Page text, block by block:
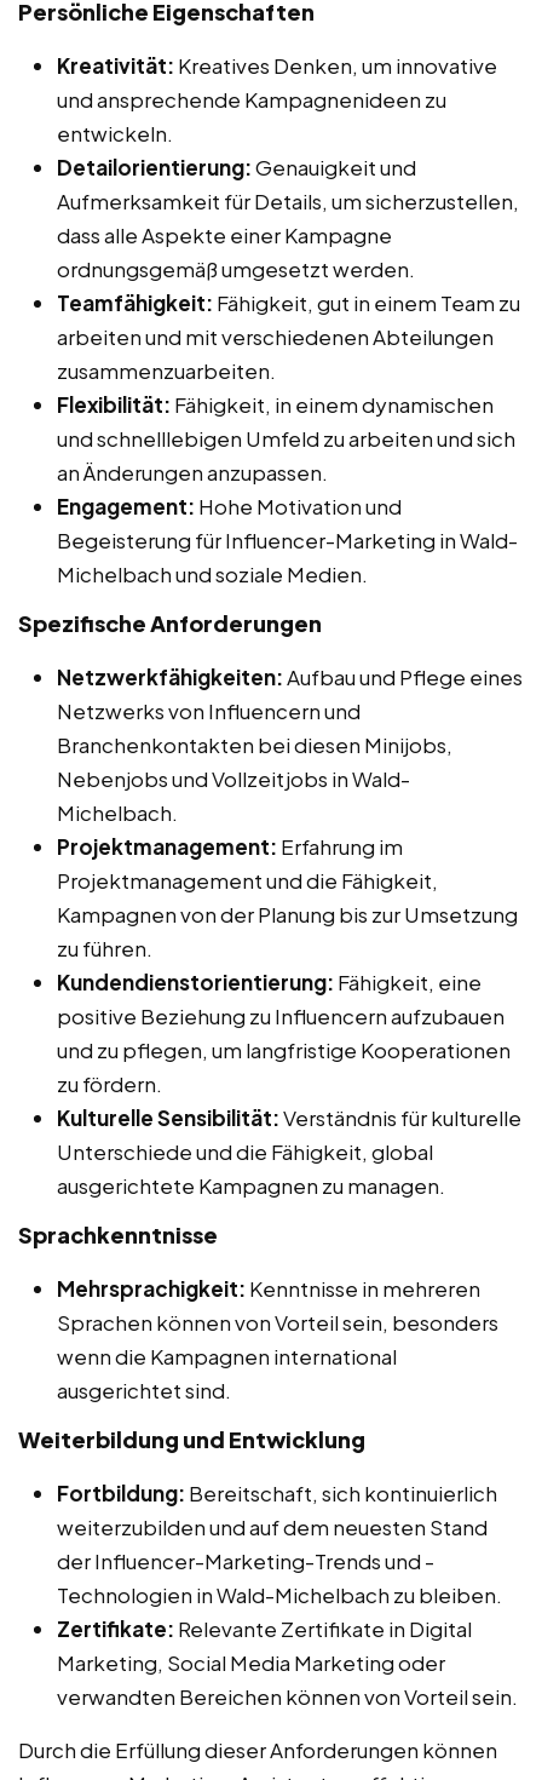
Persönliche Eigenschaften
Kreativität: Kreatives Denken, um innovative
und ansprechende Kampagnenideen zu
entwickeln.
Detailorientierung:Genauigkeit und
Aufmerksamkeit für Details, um sicherzustellen,
dass alle Aspekte einer Kampagne
ordnungsgemäß umgesetzt werden.
Teamfähigkeit: Fähigkeit, gut in einem Team zu
arbeiten und mit verschiedenen Abteilungen
zusammenzuarbeiten.
Flexibilität: Fähigkeit, in einem dynamischen
und schnelllebigen Umfeld zu arbeiten und sich
an Änderungen anzupassen.
Engagement: Hohe Motivation und
Begeisterung für Influencer-Marketing in Wald-
Michelbach und soziale Medien.
Spezifische Anforderungen
Netzwerkfähigkeiten:Aufbau und Pflege eines
Netzwerks von Influencern und
Branchenkontakten bei diesen Minijobs,
Nebenjobs und Vollzeitjobs in Wald-
Michelbach.
Projektmanagement: Erfahrung im
Projektmanagement und die Fähigkeit,
Kampagnen von der Planung bis zur Umsetzung
zu führen.
Kundendienstorientierung: Fähigkeit, eine
positive Beziehung zu Influencern aufzubauen
und zu pflegen, um langfristige Kooperationen
zu fördern.
Kulturelle Sensibilität:Verständnis für kulturelle
Unterschiede und die Fähigkeit, global
ausgerichtete Kampagnen zu managen.
Sprachkenntnisse
Mehrsprachigkeit: Kenntnisse in mehreren
Sprachen können von Vorteil sein, besonders
wenn die Kampagnen international
ausgerichtet sind.
Weiterbildung und Entwicklung
Fortbildung: Bereitschaft, sich kontinuierlich
weiterzubilden und auf dem neuesten Stand
der Influencer-Marketing-Trends und -
Technologien in Wald-Michelbach zu bleiben.
Zertifikate: Relevante Zertifikate in Digital
Marketing, Social Media Marketing oder
verwandten Bereichen können von Vorteil sein.
Durch die Erfüllung dieser Anforderungen können